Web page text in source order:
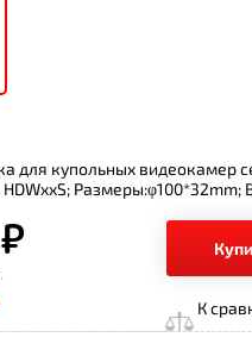
для купольных видеокамер
HDWxxS; Размеры:φ100*32mm;
р.
К